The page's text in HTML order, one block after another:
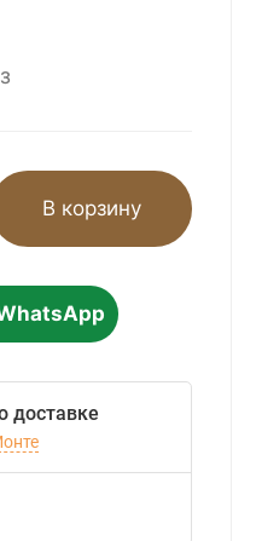
В корзину
доставке